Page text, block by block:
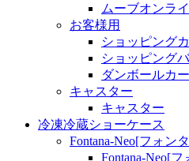
ムーブオンラ
お客様用
ショッピング
ショッピング
ダンボールカ
キャスター
キャスター
冷凍冷蔵ショーケース
Fontana-Neo[フォン
Fontana-Neo[